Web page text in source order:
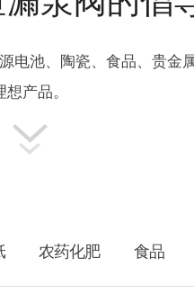
电池、陶瓷、食品、贵金
想产品。
农药化肥 食品